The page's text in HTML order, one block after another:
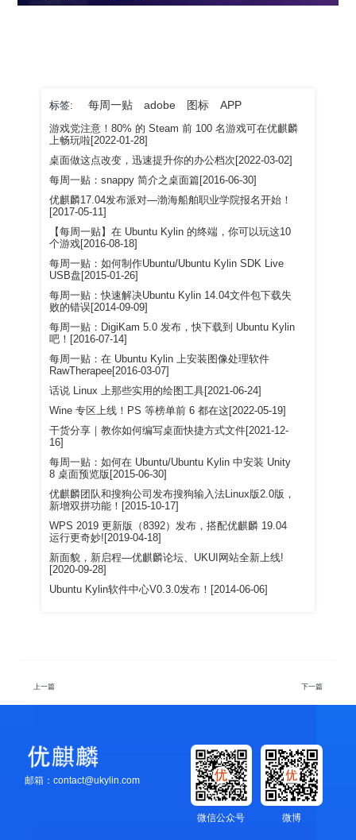
标签: 每周一贴 adobe 图标 APP
游戏党注意！80% 的 Steam 前 100 名游戏可在优麒麟
上畅玩啦[2022-01-28]
桌面做这点改变，迅速提升你的办公档次[2022-03-02]
每周一贴：snappy 简介之桌面篇[2016-06-30]
优麒麟17.04发布派对—渤海船舶职业学院报名开始！
[2017-05-11]
【每周一贴】在 Ubuntu Kylin 的终端，你可以玩这10
个游戏[2016-08-18]
每周一贴：如何制作Ubuntu/Ubuntu Kylin SDK Live
USB盘[2015-01-26]
每周一贴：快速解决Ubuntu Kylin 14.04文件包下载失
败的错误[2014-09-09]
每周一贴：DigiKam 5.0 发布，快下载到 Ubuntu Kylin
吧！[2016-07-14]
每周一贴：在 Ubuntu Kylin 上安装图像处理软件
RawTherapee[2016-03-07]
话说 Linux 上那些实用的绘图工具[2021-06-24]
Wine 专区上线！PS 等榜单前 6 都在这[2022-05-19]
干货分享｜教你如何编写桌面快捷方式文件[2021-12-
16]
每周一贴：如何在 Ubuntu/Ubuntu Kylin 中安装 Unity
8 桌面预览版[2015-06-30]
优麒麟团队和搜狗公司发布搜狗输入法Linux版2.0版，
新增双拼功能！[2015-10-17]
WPS 2019 更新版（8392）发布，搭配优麒麟 19.04
运行更奇妙![2019-04-18]
新面貌，新启程—优麒麟论坛、UKUI网站全新上线!
[2020-09-28]
Ubuntu Kylin软件中心V0.3.0发布！[2014-06-06]
上一篇 下一篇
邮箱：contact@ukylin.com
微博
微信公众号